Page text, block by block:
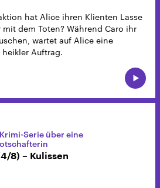
hat Alice ihren Klienten Lasse
dem Toten? Während Caro ihr
wartet auf Alice eine
Auftrag.
Krimi-Serie über eine
8) – Kulissen